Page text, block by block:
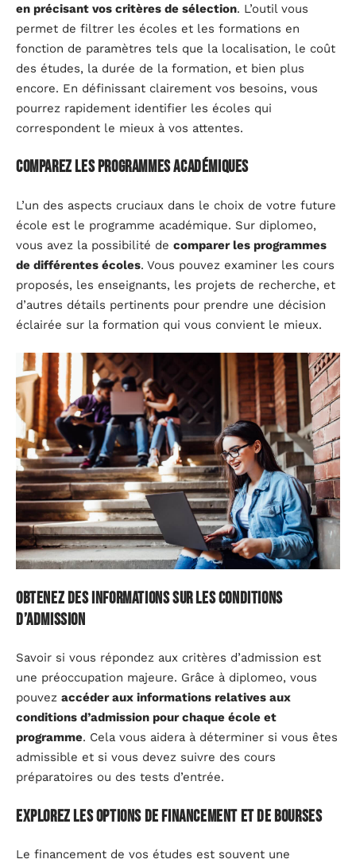
en précisant vos critères de sélection. L’outil vous
permet de filtrer les écoles et les formations en
fonction de paramètres tels que la localisation, le coût
des études, la durée de la formation, et bien plus
encore. En définissant clairement vos besoins, vous
pourrez rapidement identifier les écoles qui
correspondent le mieux à vos attentes.
Comparez les programmes académiques
L’un des aspects cruciaux dans le choix de votre future
école est le programme académique. Sur diplomeo,
vous avez la possibilité de comparer les programmes
de différentes écoles. Vous pouvez examiner les cours
proposés, les enseignants, les projets de recherche, et
d’autres détails pertinents pour prendre une décision
éclairée sur la formation qui vous convient le mieux.
Obtenez des informations sur les conditions
d’admission
Savoir si vous répondez aux critères d’admission est
une préoccupation majeure. Grâce à diplomeo, vous
pouvez accéder aux informations relatives aux
conditions d’admission pour chaque école et
programme. Cela vous aidera à déterminer si vous êtes
admissible et si vous devez suivre des cours
préparatoires ou des tests d’entrée.
Explorez les options de financement et de bourses
Le financement de vos études est souvent une